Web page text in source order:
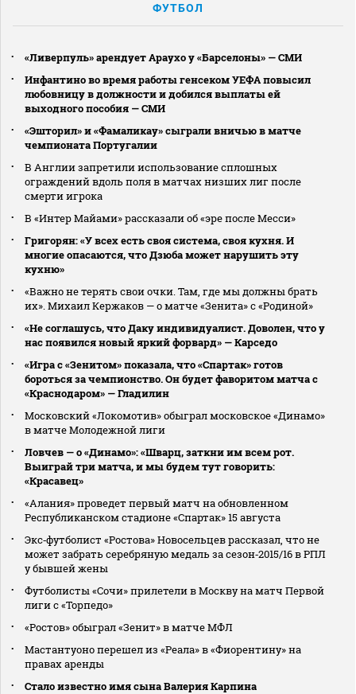
ФУТБОЛ
«Ливерпуль» арендует Араухо у «Барселоны» — СМИ
Инфантино во время работы генсеком УЕФА повысил
любовницу в должности и добился выплаты ей
выходного пособия — СМИ
«Эшторил» и «Фамаликау» сыграли вничью в матче
чемпионата Португалии
В Англии запретили использование сплошных
ограждений вдоль поля в матчах низших лиг после
смерти игрока
В «Интер Майами» рассказали об «эре после Месси»
Григорян: «У всех есть своя система, своя кухня. И
многие опасаются, что Дзюба может нарушить эту
кухню»
«Важно не терять свои очки. Там, где мы должны брать
их». Михаил Кержаков — о матче «Зенита» с «Родиной»
«Не соглашусь, что Даку индивидуалист. Доволен, что у
нас появился новый яркий форвард» — Карседо
«Игра с «Зенитом» показала, что «Спартак» готов
бороться за чемпионство. Он будет фаворитом матча с
«Краснодаром» — Гладилин
Московский «Локомотив» обыграл московское «Динамо»
в матче Молодежной лиги
Ловчев — о «Динамо»: «Шварц, заткни им всем рот.
Выиграй три матча, и мы будем тут говорить:
«Красавец»
«Алания» проведет первый матч на обновленном
Республиканском стадионе «Спартак» 15 августа
Экс‑футболист «Ростова» Новосельцев рассказал, что не
может забрать серебряную медаль за сезон‑2015/16 в РПЛ
у бывшей жены
Футболисты «Сочи» прилетели в Москву на матч Первой
лиги с «Торпедо»
«Ростов» обыграл «Зенит» в матче МФЛ
Мастантуоно перешел из «Реала» в «Фиорентину» на
правах аренды
Стало известно имя сына Валерия Карпина